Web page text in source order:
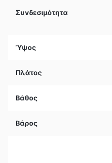
Συνδεσιμότητα
Ύψος
Πλάτος
Βάθος
Βάρος